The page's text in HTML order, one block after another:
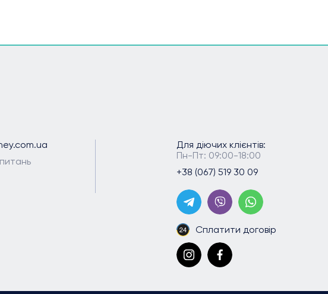
Для діючих клієнтів:
Пн-Пт: 09:00-18:00
+38 (067) 519 30 09
Сплатити договір